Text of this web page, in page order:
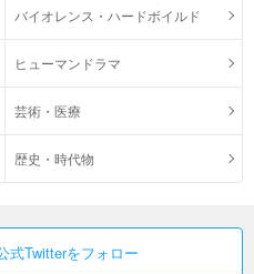
バイオレンス・ハードボイルド
ヒューマンドラマ
芸術・医療
歴史・時代物
式Twitterをフォロー